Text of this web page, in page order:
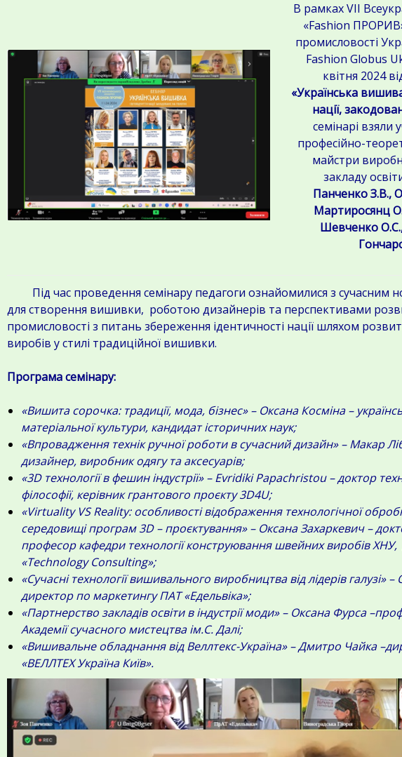
В рамках VII
«Fashion
промисловості
Fashion Globus
квітня 2024
«Українська
нації,
семінарі взяли
професійно-
майстри
закладу
Панченко З.В.,
Мартиросянц
Шевченко
Під час проведення семінару педагоги ознайомилися з сучасним
для створення вишивки, роботою дизайнерів та перспективами
промисловості з питань збереження ідентичності нації шляхом
виробів у стилі традиційної вишивки.
Програма семінару:
«Вишита сорочка: традиції, мода, бізнес» – Оксана Косміна –
матеріальної культури, кандидат історичних наук;
«Впровадження технік ручної роботи в сучасний дизайн» – Макар
дизайнер, виробник одягу та аксесуарів;
«3D технології в фешин індустрії» – Evridiki Papachristou – доктор
філософії, керівник грантового проєкту 3D4U;
«Virtuality VS Reality: особливості відображення технологічної
середовищі програм 3D – проєктування» – Оксана Захаркевич –
професор кафедри технології конструювання швейних виробів
«Technology Consulting»;
«Сучасні технології вишивального виробництва від лідерів галузі»
директор по маркетингу ПАТ «Едельвіка»;
«Партнерство закладів освіти в індустрії моди» – Оксана Фурса
Академії сучасного мистецтва ім.С. Далі;
«Вишивальне обладнання від Веллтекс-Україна» – Дмитро Чайка
«ВЕЛЛТЕХ Україна Київ».